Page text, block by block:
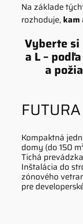
Na základe
rozhoduje, kam
Vyberte si
a L –
a
Kompaktná
domy (do 150
Tichá
Inštalácia do
zónového
pre